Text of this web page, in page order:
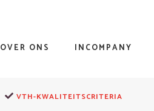
OVER ONS INCOMPANY
VTH-KWALITEITSCRITERIA